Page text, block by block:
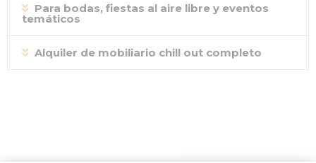
Para bodas, fiestas al aire libre y eventos
temáticos
Alquiler de mobiliario chill out completo